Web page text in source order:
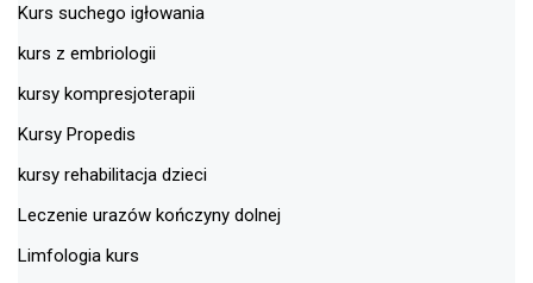
Kurs suchego igłowania
kurs z embriologii
kursy kompresjoterapii
Kursy Propedis
kursy rehabilitacja dzieci
Leczenie urazów kończyny dolnej
Limfologia kurs